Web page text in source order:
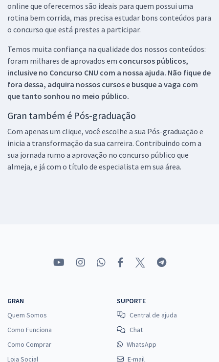
online que oferecemos são ideais para quem possui uma
rotina bem corrida, mas precisa estudar bons conteúdos para
o concurso que está prestes a participar.
Temos muita confiança na qualidade dos nossos conteúdos:
foram milhares de aprovados em concursos públicos,
inclusive no Concurso CNU com a nossa ajuda. Não fique de
fora dessa, adquira nossos cursos e busque a vaga com
que tanto sonhou no meio público.
Gran também é Pós-graduação
Com apenas um clique, você escolhe a sua Pós-graduação e
inicia a transformação da sua carreira. Contribuindo com a
sua jornada rumo a aprovação no concurso público que
almeja, e já com o título de especialista em sua área.
GRAN
Quem Somos
Como Funciona
Como Comprar
Loja Social
SUPORTE
Central de ajuda
Chat
WhatsApp
E-mail